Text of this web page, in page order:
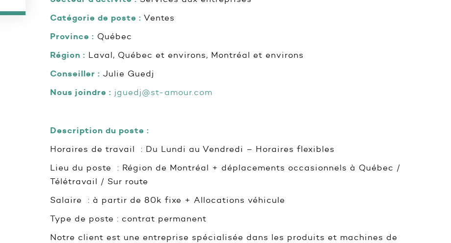
Catégorie de poste : Ventes
Province : Québec
Région : Laval, Québec et environs, Montréal et environs
Conseiller : Julie Guedj
Nous joindre : jguedj@st-amour.com
Description du poste :
Horaires de travail : Du Lundi au Vendredi – Horaires flexibles
Lieu du poste : Région de Montréal + déplacements occasionnels à Québec /
Télétravail / Sur route
Salaire : à partir de 80k fixe + Allocations véhicule
Type de poste : contrat permanent
Notre client est une entreprise spécialisée dans les produits et machines de